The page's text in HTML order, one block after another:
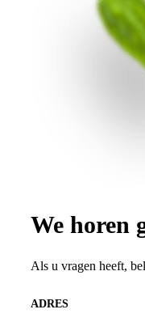
We horen
Als u vragen heeft,
ADRES